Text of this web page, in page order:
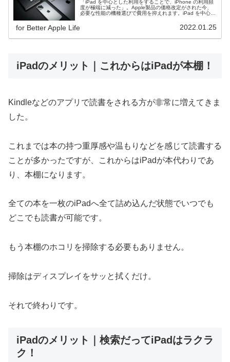
「iPad を中心とした利用をすることで、iPhone の利用頻
度が極端に減った」。Apple製品の価格改定がされた今、
必要な性能の機種選びで費用を抑えれます。iPad を中心と
がお勧めかを iPad 利用歴９年超の私なりに解説します。
これから iPad の購入を検討されている方、iPhone などの
for Better Apple Life 2022.01.25
iPadのメリット｜これからはiPadが本棚！
Kindleなどのアプリで読書をされる方が非常に増えてきま
した。
これまでは本の持つ重厚感や温もりなどを感じて読書する
ことが多かったですが、これからはiPadが本代わりであ
り、本棚になります。
全ての本を一枚のiPadへ全て詰め込んだ状態でいつでも
どこでも読書が可能です。
もう本棚のホコリを掃除する必要もありません。
掃除はディスプレイをサッと拭くだけ。
それで終わりです。
iPadのメリット｜検索だってiPadはラクラ
ク！